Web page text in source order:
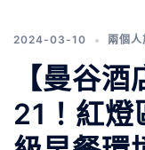
2024-03-10 兩個人
【曼谷
21！紅燈